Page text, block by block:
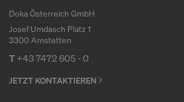
Doka Österreich GmbH
Josef Umdasch Platz 1
3300 Amstetten
T+43 7472 605 - 0
JETZT KONTAKTIEREN
Einwilligung jederzeit grundlos mit
Zukunft widerrufen, indem Sie zB auf
Einstellungen
Weitere Informationen zu unseren
Ihnen auch die Möglichkeit, Ihre